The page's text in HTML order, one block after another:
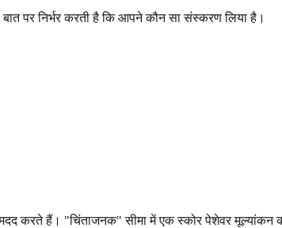
बात पर निर्भर करती है कि आपने कौन सा संस्करण लिया है।
करते हैं। "चिंताजनक" सीमा में एक स्कोर पेशेवर मूल्यांकन